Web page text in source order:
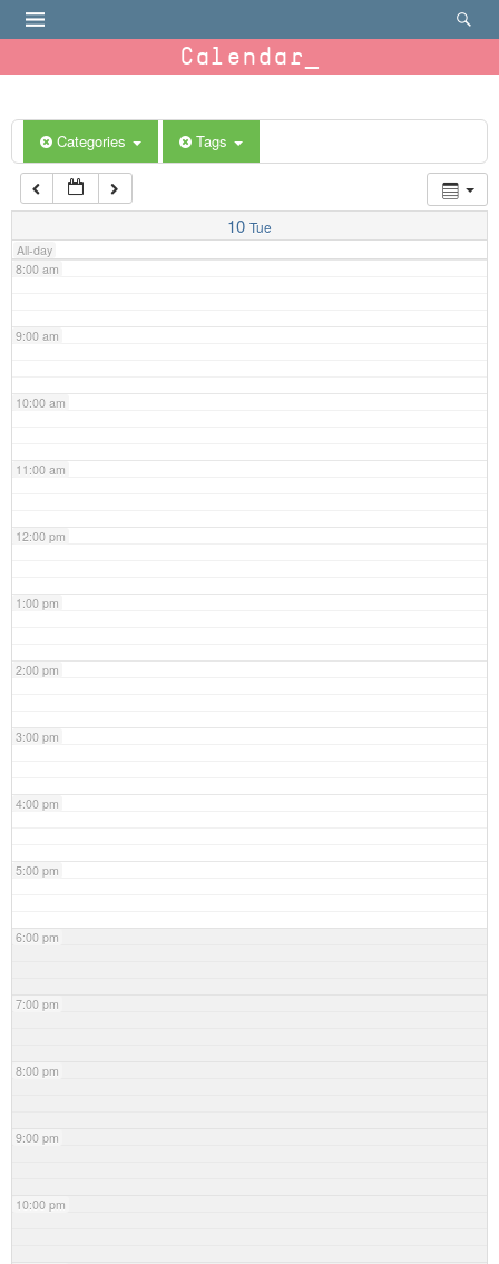
Calendar
Categories Tags
10 Tue
All-day
6:00 am
7:00 am
8:00 am
9:00 am
10:00 am
11:00 am
12:00 pm
1:00 pm
2:00 pm
3:00 pm
4:00 pm
5:00 pm
6:00 pm
7:00 pm
8:00 pm
9:00 pm
10:00 pm